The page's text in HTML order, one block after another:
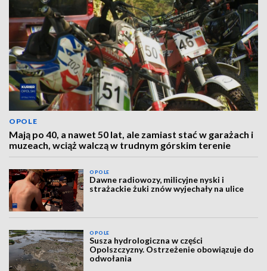
OPOLE
Mają po 40, a nawet 50 lat, ale zamiast stać w garażach i
muzeach, wciąż walczą w trudnym górskim terenie
OPOLE
Dawne radiowozy, milicyjne nyski i
strażackie żuki znów wyjechały na ulice
OPOLE
Susza hydrologiczna w części
Opolszczyzny. Ostrzeżenie obowiązuje do
odwołania